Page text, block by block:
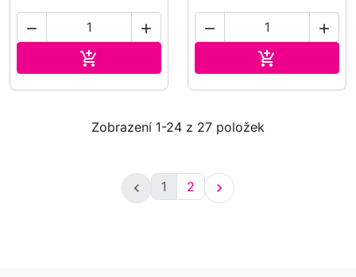
 

 

Zobrazení 1-24 z 27 položek
 1 2 